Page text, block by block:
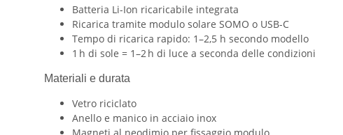
Batteria Li-Ion ricaricabile integrata
Ricarica tramite modulo solare SOMO o USB-C
Tempo di ricarica rapido: 1–2,5 h secondo modello
1 h di sole = 1–2 h di luce a seconda delle condizioni
Materiali e durata
Vetro riciclato
Anello e manico in acciaio inox